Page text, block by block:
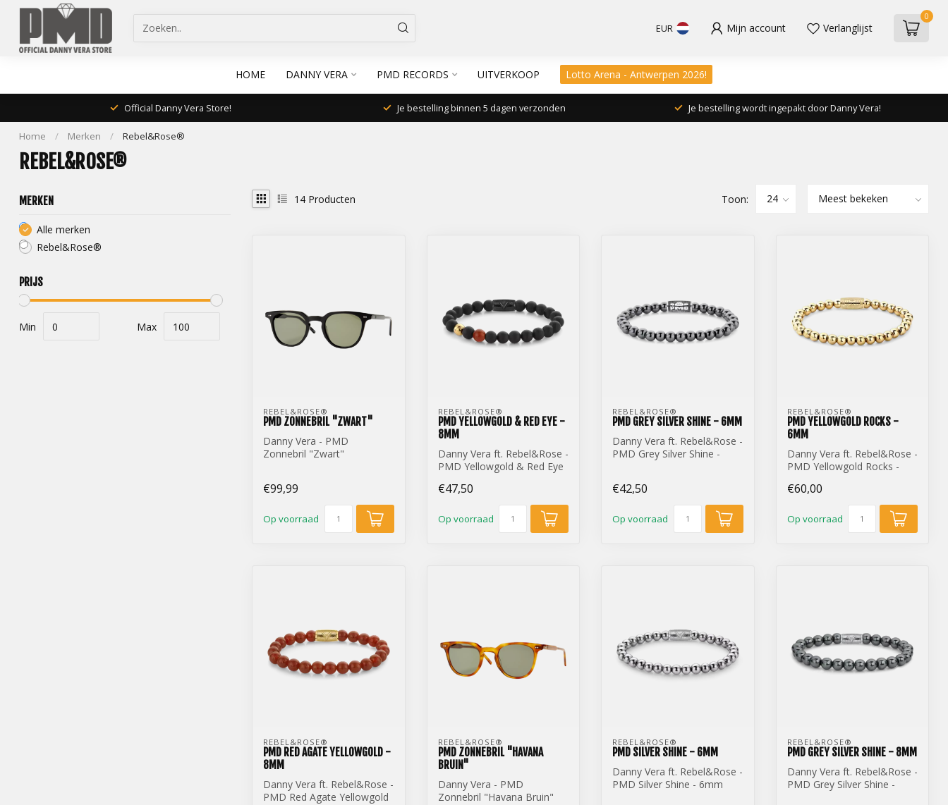
EUR Mijn account Verlanglijst
0
HOME DANNY VERA PMD RECORDS UITVERKOOP Lotto Arena - Antwerpen 2026!
Official Danny Vera Store! Je bestelling binnen 5 dagen verzonden Je bestelling wordt ingepakt door Danny Vera!
Home / Merken / Rebel&Rose®
REBEL&ROSE®
MERKEN
Alle merken
Rebel&Rose®
PRIJS
Min Max
14 Producten Toon:
REBEL&ROSE®
PMD ZONNEBRIL "ZWART"
Danny Vera - PMD
Zonnebril "Zwart"
€99,99
Op voorraad
REBEL&ROSE®
PMD YELLOWGOLD & RED EYE -
8MM
Danny Vera ft. Rebel&Rose -
PMD Yellowgold & Red Eye
€47,50
Op voorraad
REBEL&ROSE®
PMD GREY SILVER SHINE - 6MM
Danny Vera ft. Rebel&Rose -
PMD Grey Silver Shine -
€42,50
Op voorraad
REBEL&ROSE®
PMD YELLOWGOLD ROCKS -
6MM
Danny Vera ft. Rebel&Rose -
PMD Yellowgold Rocks -
€60,00
Op voorraad
REBEL&ROSE®
PMD RED AGATE YELLOWGOLD -
8MM
Danny Vera ft. Rebel&Rose -
PMD Red Agate Yellowgold
REBEL&ROSE®
PMD ZONNEBRIL "HAVANA
BRUIN"
Danny Vera - PMD
Zonnebril "Havana Bruin"
REBEL&ROSE®
PMD SILVER SHINE - 6MM
Danny Vera ft. Rebel&Rose -
PMD Silver Shine - 6mm
REBEL&ROSE®
PMD GREY SILVER SHINE - 8MM
Danny Vera ft. Rebel&Rose -
PMD Grey Silver Shine -